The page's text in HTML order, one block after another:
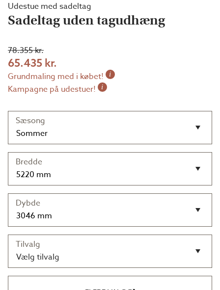
Udestue med sadeltag
Sadeltag uden tagudhæng
78.355 kr.
65.435 kr.
Grundmaling med i købet! i
Kampagne på udestuer! i
Sæsong
Bredde
Dybde
Tilvalg
Vælg tilvalg